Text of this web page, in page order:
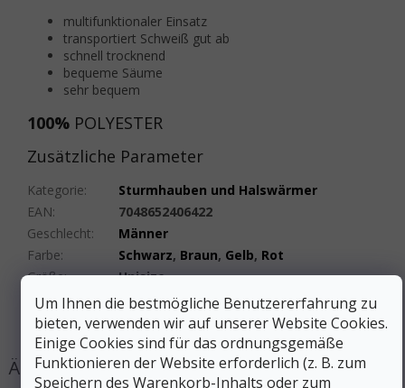
Um Ihnen die bestmögliche Benutzererfahrung zu
bieten, verwenden wir auf unserer Website Cookies.
Einige Cookies sind für das ordnungsgemäße
Funktionieren der Website erforderlich (z. B. zum
Speichern des Warenkorb-Inhalts oder zum
multifunktionaler Einsatz
transportiert Schweiß gut ab
schnell trocknend
bequeme Säume
sehr bequem
100% POLYESTER
Zusätzliche Parameter
Kategorie:
Sturmhauben und Halswärmer
EAN:
7048652406422
Geschlecht:
Männer
Farbe: Schwarz, Braun, Gelb, Rot
Größe:
Unisize
Produktart:
Röcke, Halsschmuck
#sizes_table#: hidden